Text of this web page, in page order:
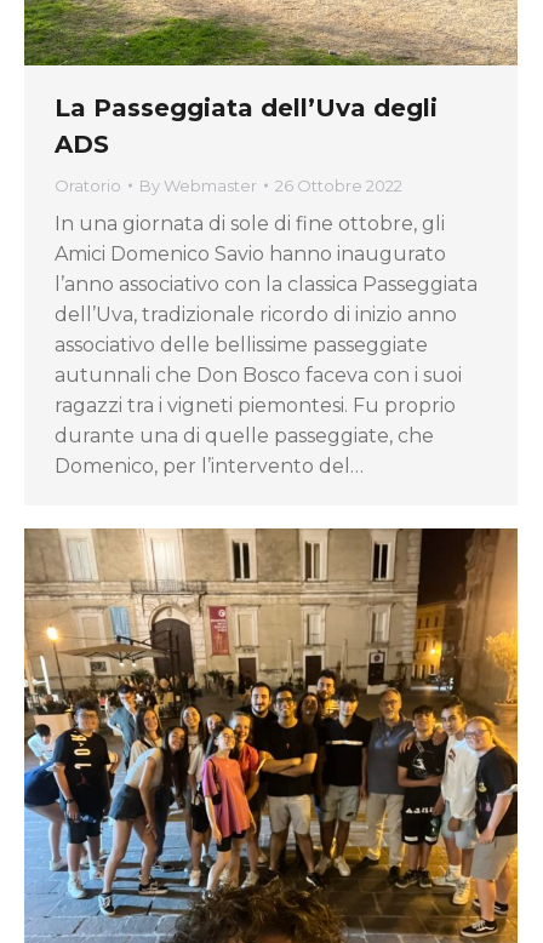
La Passeggiata dell’Uva degli
ADS
Oratorio By Webmaster 26 Ottobre 2022
In una giornata di sole di fine ottobre, gli
Amici Domenico Savio hanno inaugurato
l’anno associativo con la classica Passeggiata
dell’Uva, tradizionale ricordo di inizio anno
associativo delle bellissime passeggiate
autunnali che Don Bosco faceva con i suoi
ragazzi tra i vigneti piemontesi. Fu proprio
durante una di quelle passeggiate, che
Domenico, per l’intervento del…